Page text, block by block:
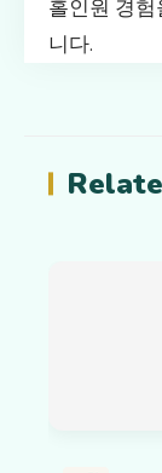
홀인원 경
니다.